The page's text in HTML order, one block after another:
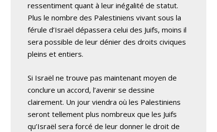
ressentiment quant à leur inégalité de statut.
Plus le nombre des Palestiniens vivant sous la
férule d’Israël dépassera celui des Juifs, moins il
sera possible de leur dénier des droits civiques
pleins et entiers.
Si Israël ne trouve pas maintenant moyen de
conclure un accord, l’avenir se dessine
clairement. Un jour viendra où les Palestiniens
seront tellement plus nombreux que les Juifs
qu’Israël sera forcé de leur donner le droit de